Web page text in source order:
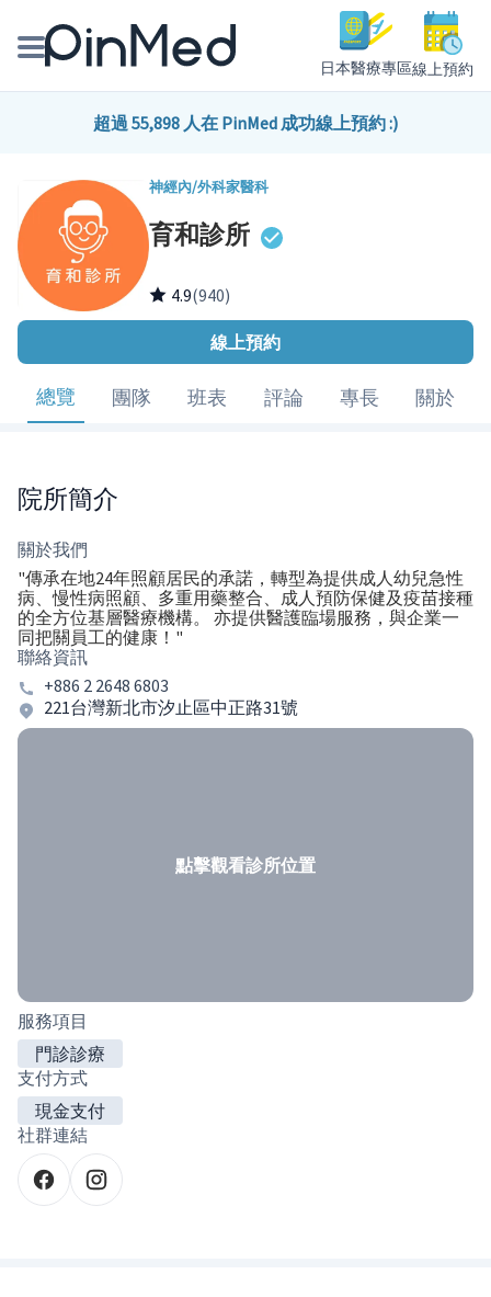
日本醫療專區線上預約
線上預約醫師、院所
醫師專欄專訪
健康主題館
我是醫療人員
超過 55,898 人在 PinMed 成功線上預約 :)
神經內/外科家醫科
育和診所
4.9(940)
線上預約
總覽 團隊 班表 評論 專長 關於
院所簡介
關於我們
"傳承在地24年照顧居民的承諾，轉型為提供成人幼兒急性
病、慢性病照顧、多重用藥整合、成人預防保健及疫苗接種
的全方位基層醫療機構。 亦提供醫護臨場服務，與企業一
同把關員工的健康！"
聯絡資訊
+886 2 2648 6803
221台灣新北市汐止區中正路31號
點擊觀看診所位置
服務項目
門診診療
支付方式
現金支付
社群連結